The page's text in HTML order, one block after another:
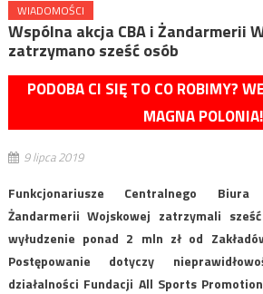
WIADOMOŚCI
Wspólna akcja CBA i Żandarmerii
zatrzymano sześć osób
PODOBA CI SIĘ TO CO ROBIMY?
MAGNA POLONIA!
9 lipca 2019
Funkcjonariusze Centralnego
Żandarmerii Wojskowej zatrzymali
wyłudzenie ponad 2 mln zł od
Postępowanie dotyczy
działalności Fundacji All Sports